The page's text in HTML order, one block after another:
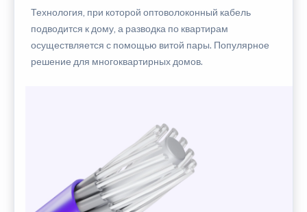
Технология, при которой оптоволоконный кабель
подводится к дому, а разводка по квартирам
осуществляется с помощью витой пары. Популярное
решение для многоквартирных домов.